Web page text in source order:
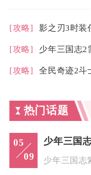
[攻略]
[攻略]
[攻略] 全民奇迹2斗
热门话题
05
09